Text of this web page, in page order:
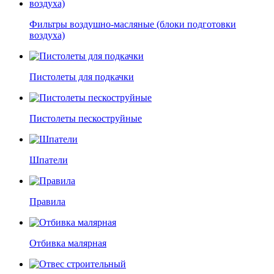
Фильтры воздушно-масляные (блоки подготовки
воздуха)
Пистолеты для подкачки
Пистолеты пескоструйные
Шпатели
Правила
Отбивка малярная